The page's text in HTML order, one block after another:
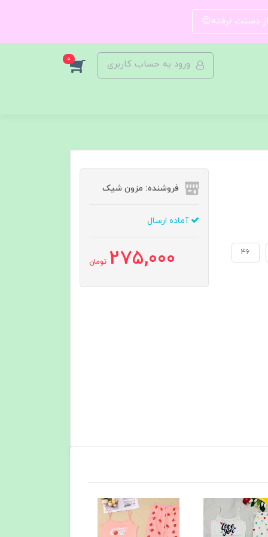
از دستت نرفته😍
ورود به حساب کاربری 0
46
فروشنده: مزون شیک
آماده ارسال
275,000 تومان